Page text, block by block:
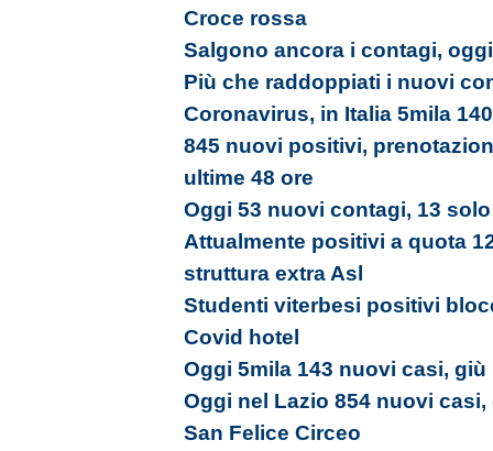
Croce rossa
Salgono ancora i contagi,
Più che raddoppiati i nuovi
Coronavirus, in Italia 5mila
845 nuovi positivi,
ultime 48 ore
Oggi 53 nuovi contagi, 13
Attualmente positivi a quota
struttura extra Asl
Studenti viterbesi positivi
Covid hotel
Oggi 5mila 143 nuovi casi,
Oggi nel Lazio 854 nuovi
San Felice Circeo